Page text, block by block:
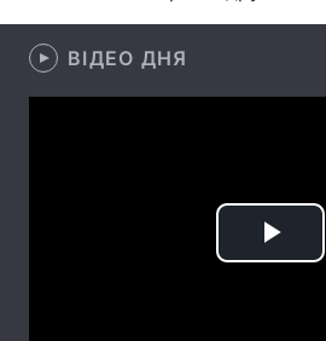
ВІДЕО ДНЯ
Play